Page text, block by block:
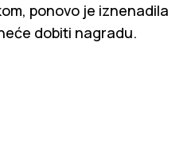
ponovo je iznenadila
dobiti nagradu.